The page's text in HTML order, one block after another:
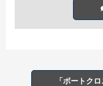
「ボートク